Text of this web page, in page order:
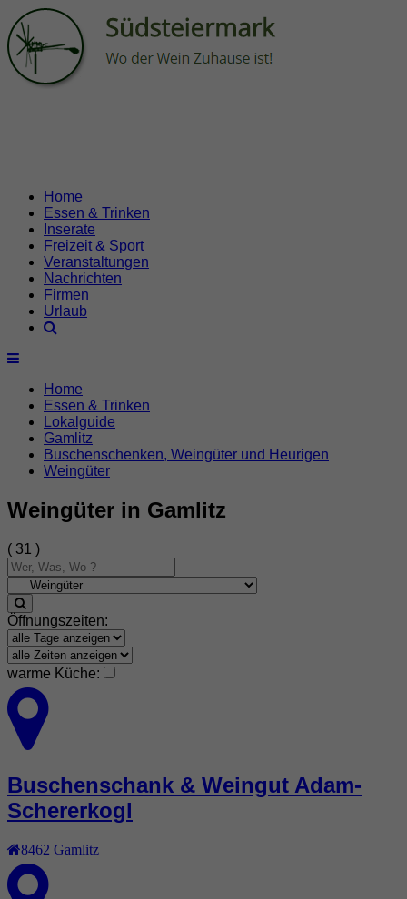
Home
Essen & Trinken
Inserate
Freizeit & Sport
Veranstaltungen
Nachrichten
Firmen
Urlaub
Home
Essen & Trinken
Lokalguide
Gamlitz
Buschenschenken, Weingüter und Heurigen
Weingüter
Weingüter in Gamlitz
( 31 )
Öffnungszeiten:
warme Küche:
Buschenschank & Weingut Adam-
Schererkogl
8462 Gamlitz